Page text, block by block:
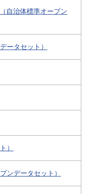
自治体標準オープン
ータセット）
）
ンデータセット）